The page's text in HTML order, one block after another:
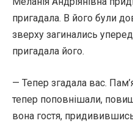
пригадала. В його були
зверху загинались
пригадала його.
— Тепер згадала вас.
тепер поповнішали,
вона гостя,